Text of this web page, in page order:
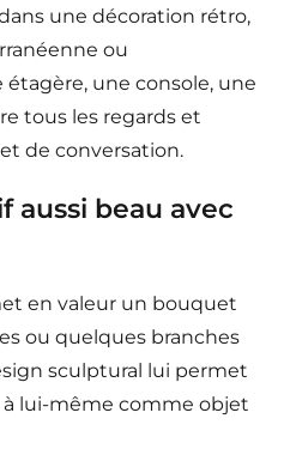
une décoration rétro,
ou
une console, une
tous les regards et
de conversation.
aussi beau avec
en valeur un bouquet
ou quelques branches
sculptural lui permet
lui-même comme objet